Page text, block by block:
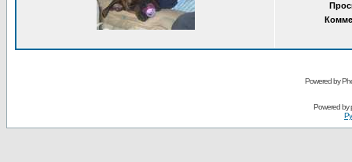
Powered by
Powered by